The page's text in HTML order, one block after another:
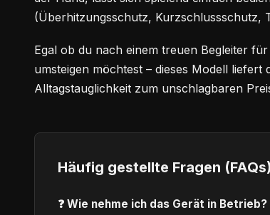
(Überhitzungsschutz, Kurzschlussschutz,
Egal ob du nach einem treuen Begleiter
umsteigen möchtest – dieses Modell
Alltagstauglichkeit zum unschlagbaren
Häufig gestellte Fragen (FAQs)
❓ Wie nehme ich das Gerät in Betrieb?